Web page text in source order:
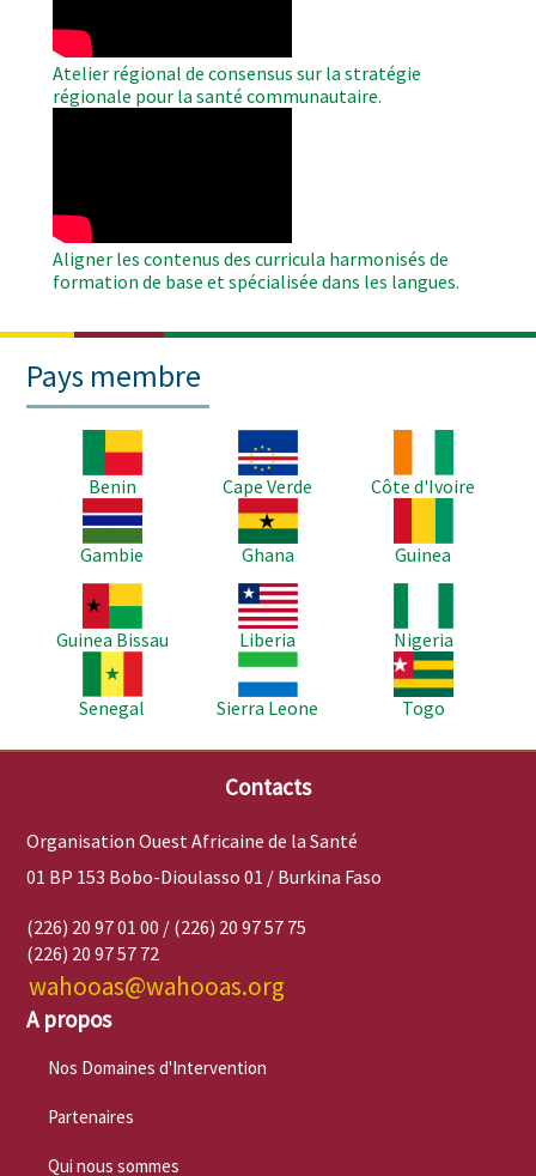
Atelier régional de consensus sur la stratégie
régionale pour la santé communautaire.
Aligner les contenus des curricula harmonisés de
formation de base et spécialisée dans les langues.
Pays membre
Benin
Image
Cape Verde
Côte d'Ivoire
Image
Gambie
Image
Ghana
Guinea
Image
Guinea Bissau
Image
Liberia
Nigeria
Senegal
Image
Sierra Leone
Image
Togo
Contacts
Organisation Ouest Africaine de la Santé
01 BP 153 Bobo-Dioulasso 01 / Burkina Faso
(226) 20 97 01 00 / (226) 20 97 57 75
(226) 20 97 57 72
wahooas@wahooas.org
A propos
Nos Domaines d'Intervention
Partenaires
Qui nous sommes